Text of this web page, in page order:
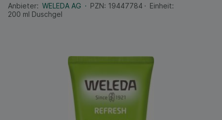
Anbieter: WELEDA AG PZN: 19447784
Einheit:
200 ml Duschgel